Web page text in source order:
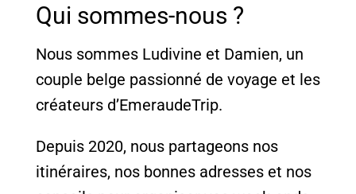
Qui sommes-nous ?
Nous sommes Ludivine et Damien, un
couple belge passionné de voyage et les
créateurs d’EmeraudeTrip.
Depuis 2020, nous partageons nos
itinéraires, nos bonnes adresses et nos